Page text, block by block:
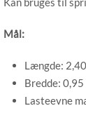
Mål:
Længde:
Bredde: 0,95
Lasteevne